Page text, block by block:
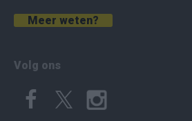
Meer weten?
Volg ons